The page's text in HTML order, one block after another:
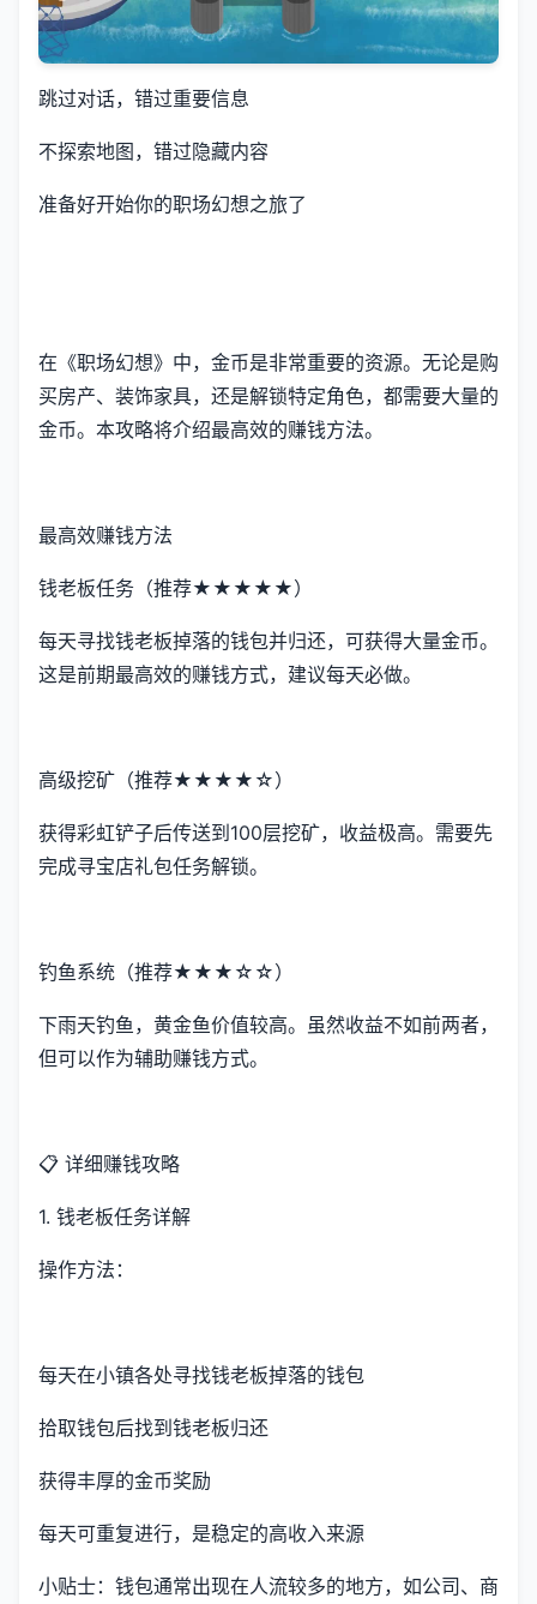
跳过对话，错过重要信息
不探索地图，错过隐藏内容
准备好开始你的职场幻想之旅了
在《职场幻想》中，金币是非常重要的资源。无论是购
买房产、装饰家具，还是解锁特定角色，都需要大量的
金币。本攻略将介绍最高效的赚钱方法。
最高效赚钱方法
钱老板任务（推荐★★★★★）
每天寻找钱老板掉落的钱包并归还，可获得大量金币。
这是前期最高效的赚钱方式，建议每天必做。
高级挖矿（推荐★★★★☆）
获得彩虹铲子后传送到100层挖矿，收益极高。需要先
完成寻宝店礼包任务解锁。
钓鱼系统（推荐★★★☆☆）
下雨天钓鱼，黄金鱼价值较高。虽然收益不如前两者，
但可以作为辅助赚钱方式。
📋 详细赚钱攻略
1. 钱老板任务详解
操作方法：
每天在小镇各处寻找钱老板掉落的钱包
拾取钱包后找到钱老板归还
获得丰厚的金币奖励
每天可重复进行，是稳定的高收入来源
小贴士：钱包通常出现在人流较多的地方，如公司、商